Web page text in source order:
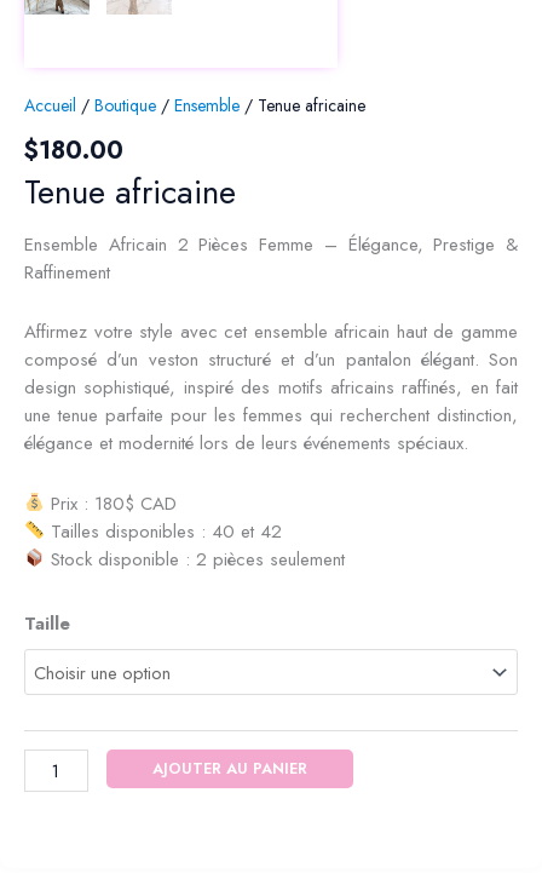
Accueil / Boutique / Ensemble / Tenue africaine
$180.00
Tenue africaine
Ensemble Africain 2 Pièces Femme – Élégance, Prestige &
Raffinement
Affirmez votre style avec cet ensemble africain haut de gamme
composé d’un veston structuré et d’un pantalon élégant. Son
design sophistiqué, inspiré des motifs africains raffinés, en fait
une tenue parfaite pour les femmes qui recherchent distinction,
élégance et modernité lors de leurs événements spéciaux.
Prix : 180$ CAD
Tailles disponibles : 40 et 42
Stock disponible : 2 pièces seulement
Taille
quantité
de
Tenue
africaine
AJOUTER AU PANIER